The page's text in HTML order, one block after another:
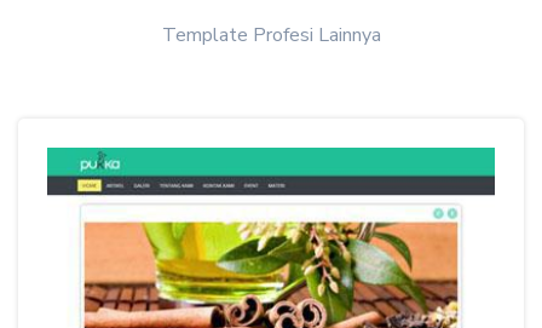
Template Profesi Lainnya